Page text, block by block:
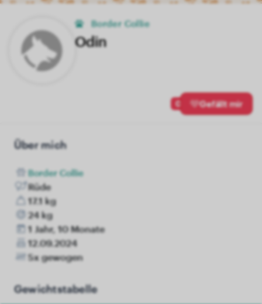
Border Collie
Odin
0 Gefällt mir
Über mich
Border Collie
Rüde
17.1 kg
24 kg
1 Jahr, 10 Monate
12.09.2024
5x gewogen
Gewichtstabelle